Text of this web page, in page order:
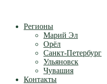
Регионы
Марий Эл
Орёл
Санкт-Петербург
Ульяновск
Чувашия
Контакты